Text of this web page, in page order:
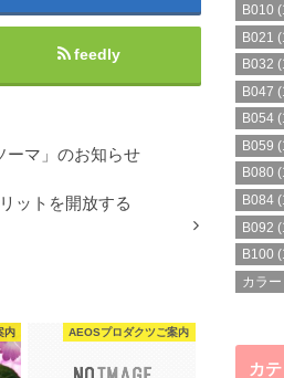
feedly
ーマ」のお知らせ
ットを開放する
内 AEOSプロダクツご案内
B010
B021
B032
B047
B054
B059
B080
B084
B092
B100
カラ
カ